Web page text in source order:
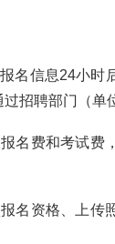
名信息24小时
招聘部门（单
名费和考试费
名资格、上传